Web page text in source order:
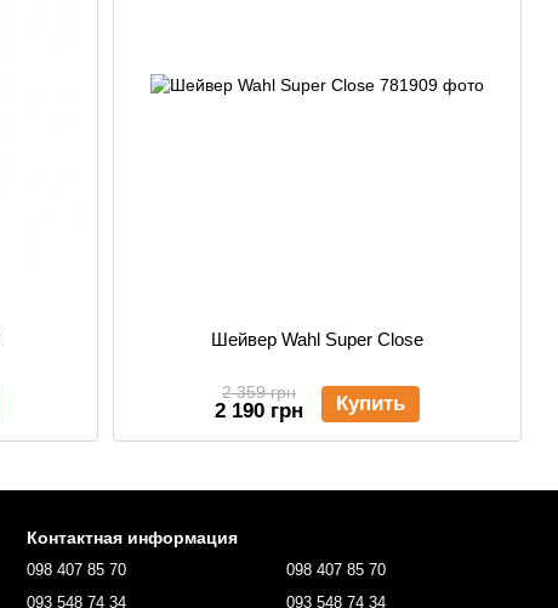
Шейвер Wahl Super Close
2 359 грн
2 190 грн Купить
Контактная информация
098 407 85 70
093 548 74 34
098 407 85 70
093 548 74 34